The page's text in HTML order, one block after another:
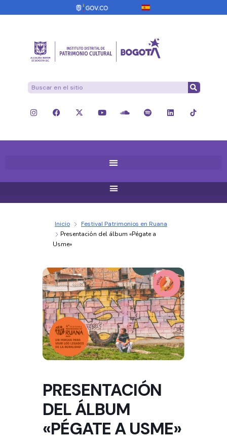
Inicio
Festival Patrimonios en Ruana
Presentación del álbum «Pégate a
Usme»
PRESENTACIÓN
DEL ÁLBUM
«PÉGATE A USME»